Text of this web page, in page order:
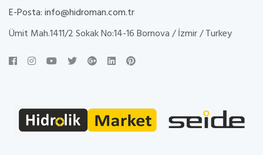
E-Posta:info@hidroman.com.tr
Ümit Mah.1411/2 Sokak No:14-16 Bornova / İzmir / Turkey